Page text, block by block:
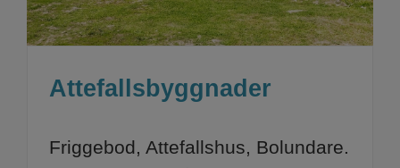
Attefallsbyggnader
Friggebod, Attefallshus, Bolundare.